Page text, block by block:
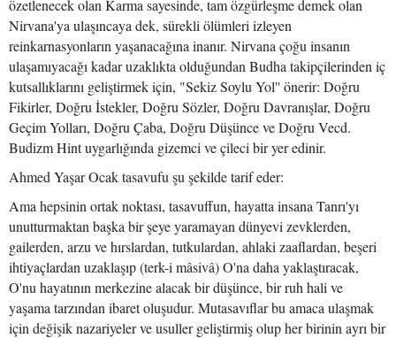
özetlenecek olan Karma sayesinde, tam özgürleşme demek olan
Nirvana'ya ulaşıncaya dek, sürekli ölümleri izleyen
reinkarnasyonların yaşanacağına inanır. Nirvana çoğu insanın
ulaşamıyacağı kadar uzaklıkta olduğundan Budha takipçilerinden iç
kutsallıklarını geliştirmek için, "Sekiz Soylu Yol'' önerir: Doğru
Fikirler, Doğru İstekler, Doğru Sözler, Doğru Davranışlar, Doğru
Geçim Yolları, Doğru Çaba, Doğru Düşünce ve Doğru Vecd.
Budizm Hint uygarlığında gizemci ve çileci bir yer edinir.
Ahmed Yaşar Ocak tasavufu şu şekilde tarif eder:
Ama hepsinin ortak noktası, tasavuffun, hayatta insana Tanrı'yı
unutturmaktan başka bir şeye yaramayan dünyevi zevklerden,
gailerden, arzu ve hırslardan, tutkulardan, ahlaki zaaflardan, beşeri
ihtiyaçlardan uzaklaşıp (terk-i mâsivâ) O'na daha yaklaştıracak,
O'nu hayatının merkezine alacak bir düşünce, bir ruh hali ve
yaşama tarzından ibaret oluşudur. Mutasavıflar bu amaca ulaşmak
için değişik nazariyeler ve usuller geliştirmiş olup her birinin ayrı bir